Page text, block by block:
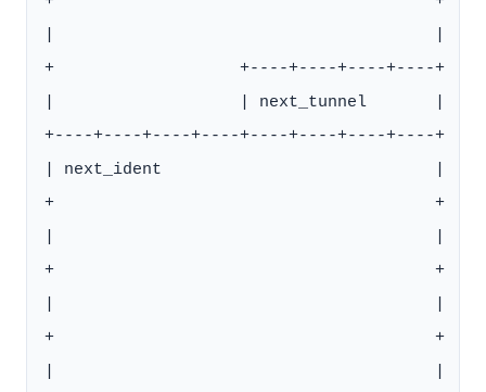
+                   +----+----+----+----+
|                   | next_tunnel       |
+----+----+----+----+----+----+----+----+
| next_ident                            |
+                                       +
+                                       +
+                                       +